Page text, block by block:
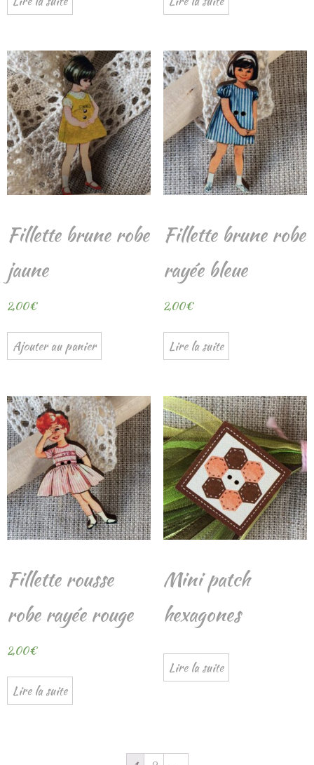
Fillette brune robe
jaune
2,00€
Ajouter au panier
Fillette brune robe
rayée bleue
2,00€
Lire la suite
Fillette rousse
robe rayée rouge
2,00€
Lire la suite
Mini patch
hexagones
Lire la suite